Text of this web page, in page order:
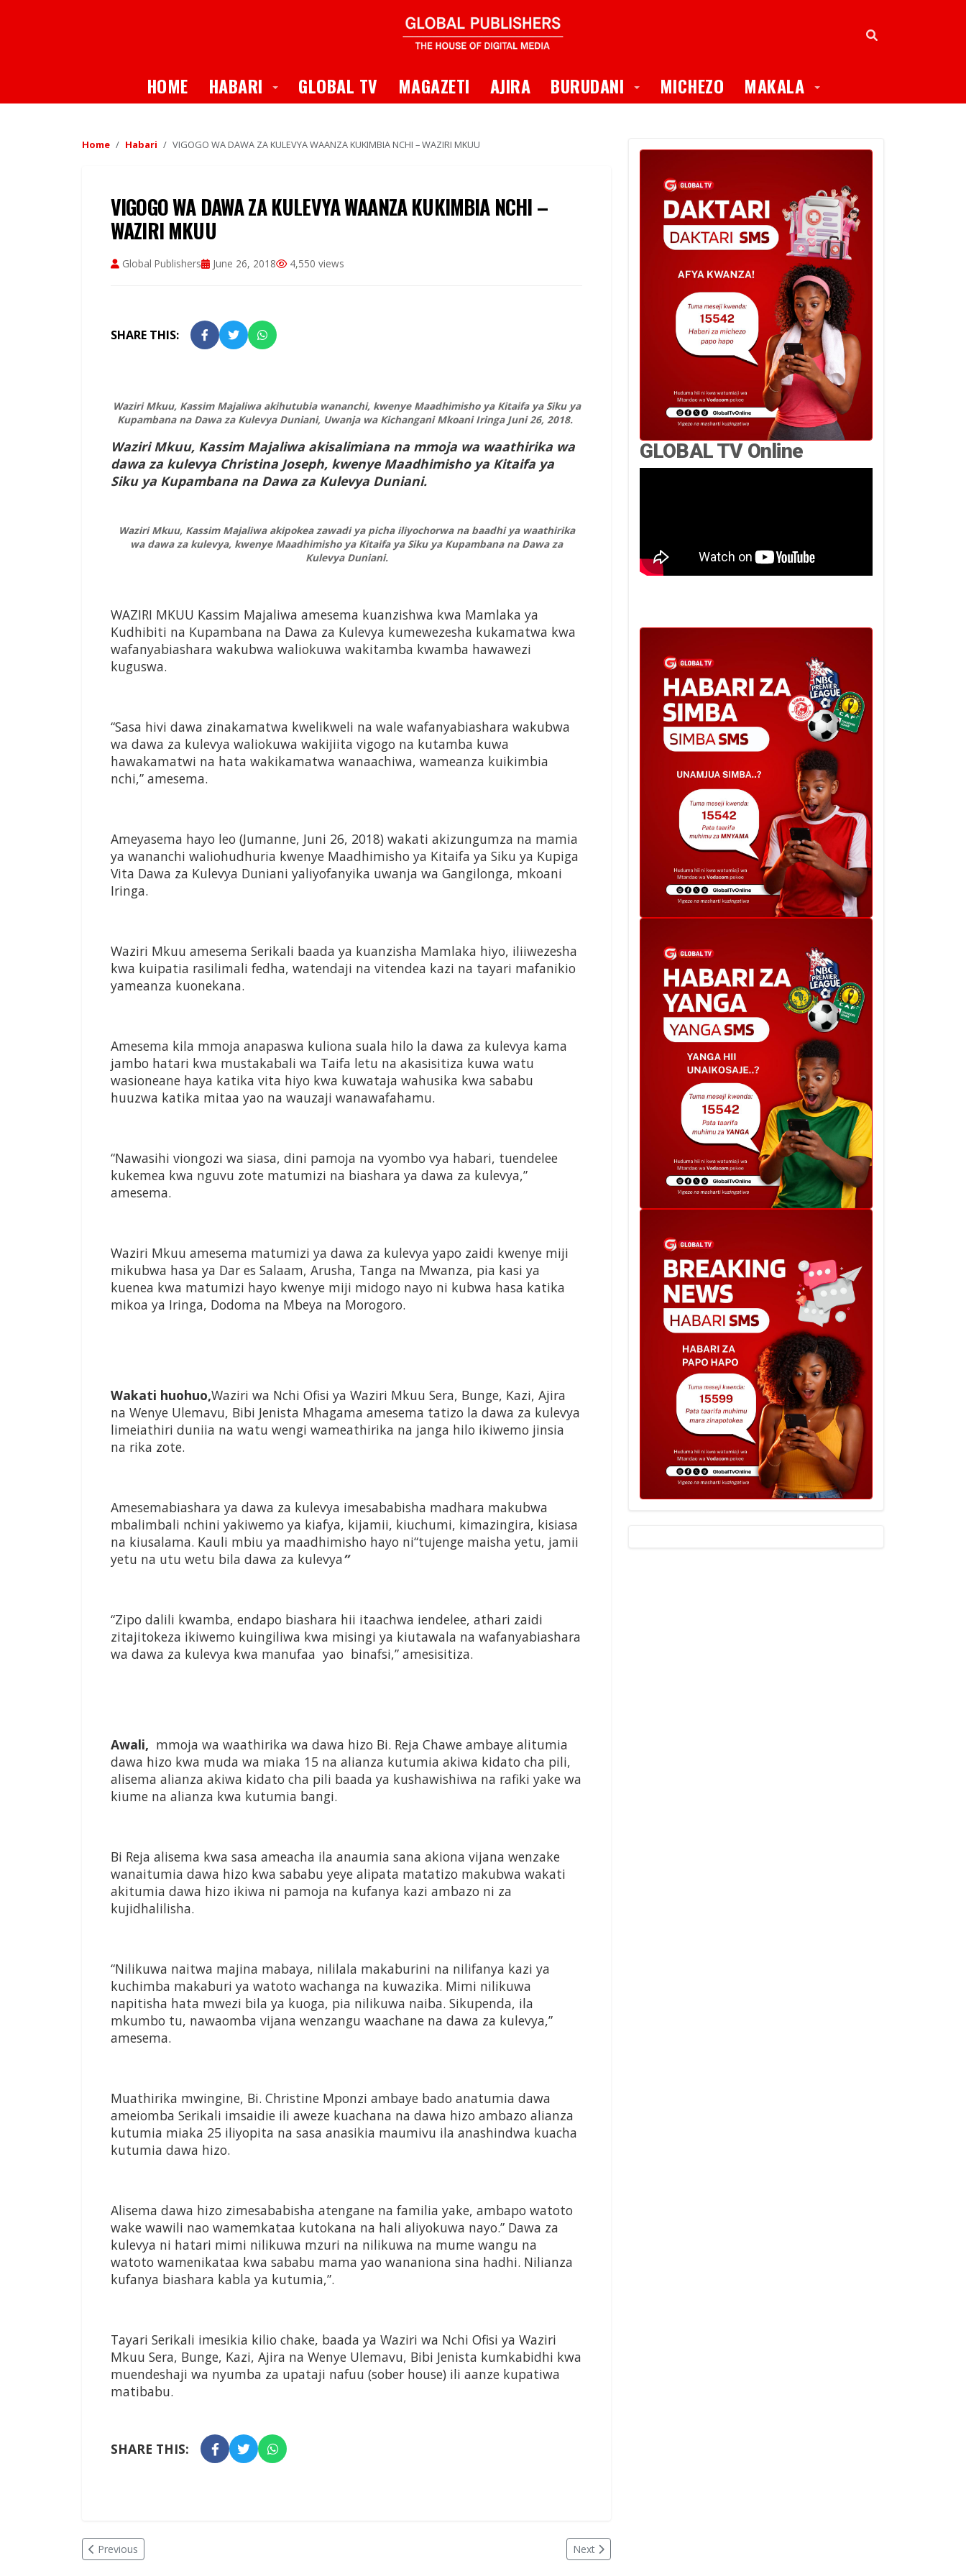
HOME HABARI Toggle Dropdown
GLOBAL TV MAGAZETI AJIRA BURUDANI Toggle Dropdown
MICHEZO MAKALA Toggle Dropdown
Home Habari VIGOGO WA DAWA ZA KULEVYA WAANZA KUKIMBIA NCHI – WAZIRI MKUU
VIGOGO WA DAWA ZA KULEVYA WAANZA KUKIMBIA NCHI –
WAZIRI MKUU
Global Publishers June 26, 2018 4,550 views
SHARE THIS:
Waziri Mkuu, Kassim Majaliwa akihutubia wananchi, kwenye Maadhimisho ya Kitaifa ya Siku ya
Kupambana na Dawa za Kulevya Duniani, Uwanja wa Kichangani Mkoani Iringa Juni 26, 2018.
Waziri Mkuu, Kassim Majaliwa akisalimiana na mmoja wa waathirika wa
dawa za kulevya Christina Joseph, kwenye Maadhimisho ya Kitaifa ya
Siku ya Kupambana na Dawa za Kulevya Duniani.
Waziri Mkuu, Kassim Majaliwa akipokea zawadi ya picha iliyochorwa na baadhi ya waathirika
wa dawa za kulevya, kwenye Maadhimisho ya Kitaifa ya Siku ya Kupambana na Dawa za
Kulevya Duniani.
WAZIRI MKUU Kassim Majaliwa amesema kuanzishwa kwa Mamlaka ya
Kudhibiti na Kupambana na Dawa za Kulevya kumewezesha kukamatwa kwa
wafanyabiashara wakubwa waliokuwa wakitamba kwamba hawawezi
kuguswa.
“Sasa hivi dawa zinakamatwa kwelikweli na wale wafanyabiashara wakubwa
wa dawa za kulevya waliokuwa wakijiita vigogo na kutamba kuwa
hawakamatwi na hata wakikamatwa wanaachiwa, wameanza kuikimbia
nchi,” amesema.
Ameyasema hayo leo (Jumanne, Juni 26, 2018) wakati akizungumza na mamia
ya wananchi waliohudhuria kwenye Maadhimisho ya Kitaifa ya Siku ya Kupiga
Vita Dawa za Kulevya Duniani yaliyofanyika uwanja wa Gangilonga, mkoani
Iringa.
Waziri Mkuu amesema Serikali baada ya kuanzisha Mamlaka hiyo, iliiwezesha
kwa kuipatia rasilimali fedha, watendaji na vitendea kazi na tayari mafanikio
yameanza kuonekana.
Amesema kila mmoja anapaswa kuliona suala hilo la dawa za kulevya kama
jambo hatari kwa mustakabali wa Taifa letu na akasisitiza kuwa watu
wasioneane haya katika vita hiyo kwa kuwataja wahusika kwa sababu
huuzwa katika mitaa yao na wauzaji wanawafahamu.
“Nawasihi viongozi wa siasa, dini pamoja na vyombo vya habari, tuendelee
kukemea kwa nguvu zote matumizi na biashara ya dawa za kulevya,”
amesema.
Waziri Mkuu amesema matumizi ya dawa za kulevya yapo zaidi kwenye miji
mikubwa hasa ya Dar es Salaam, Arusha, Tanga na Mwanza, pia kasi ya
kuenea kwa matumizi hayo kwenye miji midogo nayo ni kubwa hasa katika
mikoa ya Iringa, Dodoma na Mbeya na Morogoro.
Wakati huohuo,Waziri wa Nchi Ofisi ya Waziri Mkuu Sera, Bunge, Kazi, Ajira
na Wenye Ulemavu, Bibi Jenista Mhagama amesema tatizo la dawa za kulevya
limeiathiri duniia na watu wengi wameathirika na janga hilo ikiwemo jinsia
na rika zote.
Amesemabiashara ya dawa za kulevya imesababisha madhara makubwa
mbalimbali nchini yakiwemo ya kiafya, kijamii, kiuchumi, kimazingira, kisiasa
na kiusalama. Kauli mbiu ya maadhimisho hayo ni“tujenge maisha yetu, jamii
yetu na utu wetu bila dawa za kulevya”
“Zipo dalili kwamba, endapo biashara hii itaachwa iendelee, athari zaidi
zitajitokeza ikiwemo kuingiliwa kwa misingi ya kiutawala na wafanyabiashara
wa dawa za kulevya kwa manufaa yao binafsi,” amesisitiza.
Awali, mmoja wa waathirika wa dawa hizo Bi. Reja Chawe ambaye alitumia
dawa hizo kwa muda wa miaka 15 na alianza kutumia akiwa kidato cha pili,
alisema alianza akiwa kidato cha pili baada ya kushawishiwa na rafiki yake wa
kiume na alianza kwa kutumia bangi.
Bi Reja alisema kwa sasa ameacha ila anaumia sana akiona vijana wenzake
wanaitumia dawa hizo kwa sababu yeye alipata matatizo makubwa wakati
akitumia dawa hizo ikiwa ni pamoja na kufanya kazi ambazo ni za
kujidhalilisha.
“Nilikuwa naitwa majina mabaya, nililala makaburini na nilifanya kazi ya
kuchimba makaburi ya watoto wachanga na kuwazika. Mimi nilikuwa
napitisha hata mwezi bila ya kuoga, pia nilikuwa naiba. Sikupenda, ila
mkumbo tu, nawaomba vijana wenzangu waachane na dawa za kulevya,”
amesema.
Muathirika mwingine, Bi. Christine Mponzi ambaye bado anatumia dawa
ameiomba Serikali imsaidie ili aweze kuachana na dawa hizo ambazo alianza
kutumia miaka 25 iliyopita na sasa anasikia maumivu ila anashindwa kuacha
kutumia dawa hizo.
Alisema dawa hizo zimesababisha atengane na familia yake, ambapo watoto
wake wawili nao wamemkataa kutokana na hali aliyokuwa nayo.” Dawa za
kulevya ni hatari mimi nilikuwa mzuri na nilikuwa na mume wangu na
watoto wamenikataa kwa sababu mama yao wananiona sina hadhi. Nilianza
kufanya biashara kabla ya kutumia,”.
Tayari Serikali imesikia kilio chake, baada ya Waziri wa Nchi Ofisi ya Waziri
Mkuu Sera, Bunge, Kazi, Ajira na Wenye Ulemavu, Bibi Jenista kumkabidhi kwa
muendeshaji wa nyumba za upataji nafuu (sober house) ili aanze kupatiwa
matibabu.
SHARE THIS:
Previous Next
GLOBAL TV Online